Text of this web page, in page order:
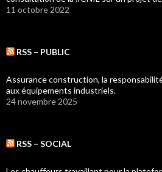
11 octobre 2022
RSS – PUBLIC
Assurance construction, la
aux équipements industriels.
24 novembre 2025
RSS – SOCIAL